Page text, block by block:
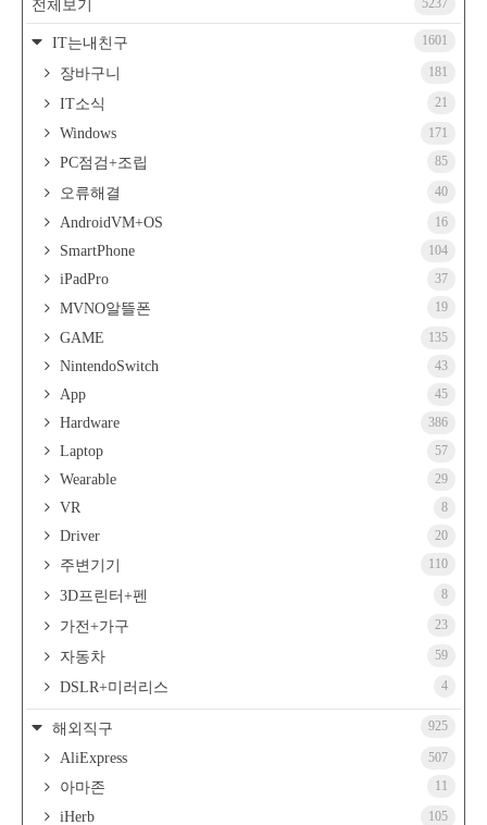
전체보기 5237
IT는내친구 1601
장바구니 181
IT소식 21
Windows 171
PC점검+조립 85
오류해결 40
AndroidVM+OS 16
SmartPhone 104
iPadPro 37
MVNO알뜰폰 19
GAME 135
NintendoSwitch 43
App 45
Hardware 386
Laptop 57
Wearable 29
VR 8
Driver 20
주변기기 110
3D프린터+펜 8
가전+가구 23
자동차 59
DSLR+미러리스 4
해외직구 925
AliExpress 507
아마존 11
iHerb 105